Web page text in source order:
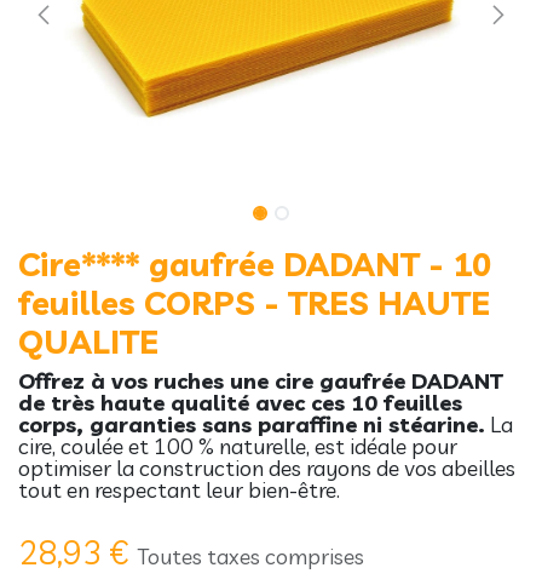
Cire**** gaufrée DADANT - 10
feuilles CORPS - TRES HAUTE
QUALITE
Offrez à vos ruches une cire gaufrée DADANT
de très haute qualité avec ces 10 feuilles
corps, garanties sans paraffine ni stéarine. La
cire, coulée et 100 % naturelle, est idéale pour
optimiser la construction des rayons de vos abeilles
tout en respectant leur bien-être.
28,93 € Toutes taxes comprises